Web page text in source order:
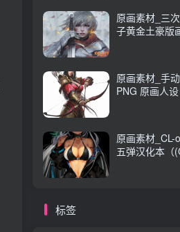
原画素材_三
子黄金土豪版
原画素材_手
PNG 原画人
原画素材_CL-
五弹汉化本（
标签